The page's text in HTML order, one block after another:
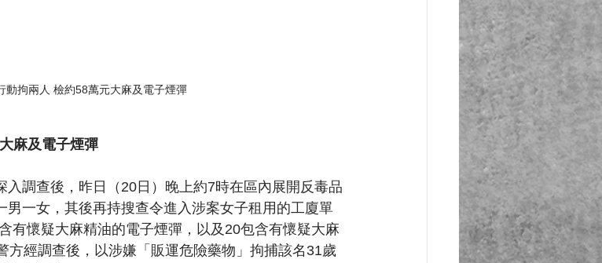
動拘兩人 檢約58萬元大麻及電子煙彈
麻及電子煙彈
調查後，昨日（20日）晚上約7時在區內展開反毒品
一女，其後再持搜查令進入涉案女子租用的工廈單
有懷疑大麻精油的電子煙彈，以及20包含有懷疑大麻
方經調查後，以涉嫌「販運危險藥物」拘捕該名31歲